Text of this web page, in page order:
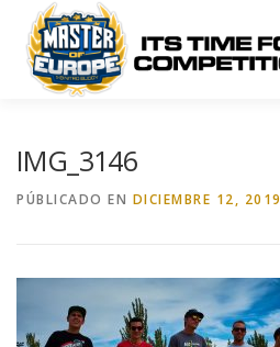
contenido
IMG_3146
PÚBLICADO EN DICIEMBRE 12, 2019